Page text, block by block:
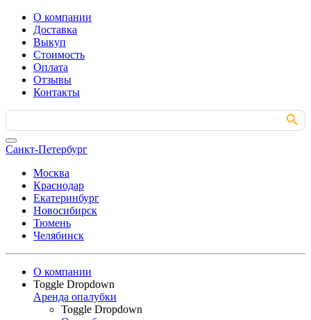
О компании
Доставка
Выкуп
Стоимость
Оплата
Отзывы
Контакты
Search
for:
Search Button
Санкт-Петербург
Москва
Краснодар
Екатеринбург
Новосибирск
Тюмень
Челябинск
О компании
Toggle Dropdown
Аренда опалубки
Toggle Dropdown